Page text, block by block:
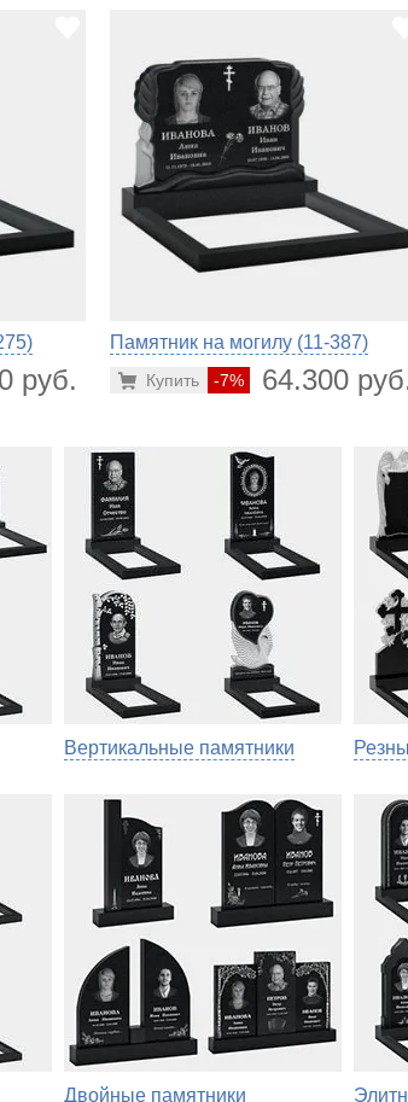
руб.
Памятник на могилу (11-387)
-7% 64.300
Купить
Вертикальные памятники
Двойные памятники